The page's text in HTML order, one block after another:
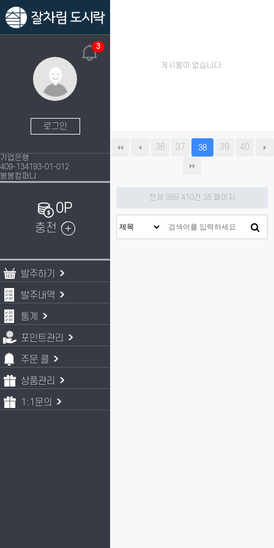
3
로그인
기업은행
409-134193-01-012
봉봉컴퍼니
0P
충전
발주하기
발주내역
통계
포인트관리
주문 콜
상품관리
1:1문의
게시물이 없습니다.
36 37 38 39 40
전체 989,410건 38 페이지